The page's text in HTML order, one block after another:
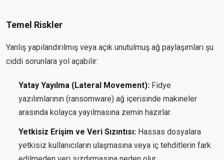
Temel Riskler
Yanlış yapılandırılmış veya açık unutulmuş ağ paylaşımları şu
ciddi sorunlara yol açabilir:
Yatay Yayılma (Lateral Movement): Fidye
yazılımlarının (ransomware) ağ içerisinde makineler
arasında kolayca yayılmasına zemin hazırlar.
Yetkisiz Erişim ve Veri Sızıntısı: Hassas dosyalara
yetkisiz kullanıcıların ulaşmasına veya iç tehditlerin fark